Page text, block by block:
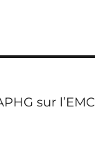
sur l’EMC